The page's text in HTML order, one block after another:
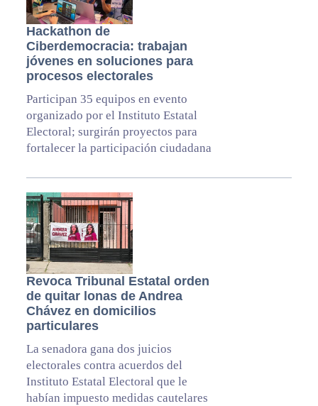
Hackathon de
Ciberdemocracia: trabajan
jóvenes en soluciones para
procesos electorales
Participan 35 equipos en evento
organizado por el Instituto Estatal
Electoral; surgirán proyectos para
fortalecer la participación ciudadana
Revoca Tribunal Estatal orden
de quitar lonas de Andrea
Chávez en domicilios
particulares
La senadora gana dos juicios
electorales contra acuerdos del
Instituto Estatal Electoral que le
habían impuesto medidas cautelares